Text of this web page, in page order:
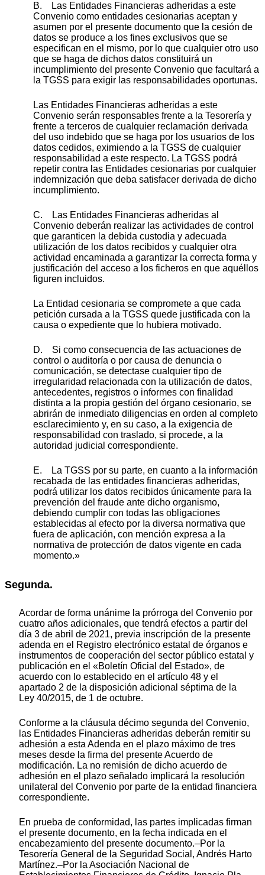
B. Las Entidades Financieras adheridas a este
Convenio como entidades cesionarias aceptan y
asumen por el presente documento que la cesión de
datos se produce a los fines exclusivos que se
especifican en el mismo, por lo que cualquier otro uso
que se haga de dichos datos constituirá un
incumplimiento del presente Convenio que facultará a
la TGSS para exigir las responsabilidades oportunas.
Las Entidades Financieras adheridas a este
Convenio serán responsables frente a la Tesorería y
frente a terceros de cualquier reclamación derivada
del uso indebido que se haga por los usuarios de los
datos cedidos, eximiendo a la TGSS de cualquier
responsabilidad a este respecto. La TGSS podrá
repetir contra las Entidades cesionarias por cualquier
indemnización que deba satisfacer derivada de dicho
incumplimiento.
C. Las Entidades Financieras adheridas al
Convenio deberán realizar las actividades de control
que garanticen la debida custodia y adecuada
utilización de los datos recibidos y cualquier otra
actividad encaminada a garantizar la correcta forma y
justificación del acceso a los ficheros en que aquéllos
figuren incluidos.
La Entidad cesionaria se compromete a que cada
petición cursada a Ia TGSS quede justificada con Ia
causa o expediente que lo hubiera motivado.
D. Si como consecuencia de las actuaciones de
control o auditoría o por causa de denuncia o
comunicación, se detectase cualquier tipo de
irregularidad relacionada con Ia utilización de datos,
antecedentes, registros o informes con finalidad
distinta a la propia gestión del órgano cesionario, se
abrirán de inmediato diligencias en orden al completo
esclarecimiento y, en su caso, a la exigencia de
responsabilidad con traslado, si procede, a la
autoridad judicial correspondiente.
E. La TGSS por su parte, en cuanto a la información
recabada de las entidades financieras adheridas,
podrá utilizar los datos recibidos únicamente para la
prevención del fraude ante dicho organismo,
debiendo cumplir con todas las obligaciones
establecidas al efecto por Ia diversa normativa que
fuera de aplicación, con mención expresa a la
normativa de protección de datos vigente en cada
momento.»
Segunda.
Acordar de forma unánime la prórroga del Convenio por
cuatro años adicionales, que tendrá efectos a partir del
día 3 de abril de 2021, previa inscripción de la presente
adenda en el Registro electrónico estatal de órganos e
instrumentos de cooperación del sector público estatal y
publicación en el «Boletín Oficial del Estado», de
acuerdo con lo establecido en el artículo 48 y el
apartado 2 de la disposición adicional séptima de la
Ley 40/2015, de 1 de octubre.
Conforme a la cláusula décimo segunda del Convenio,
las Entidades Financieras adheridas deberán remitir su
adhesión a esta Adenda en el plazo máximo de tres
meses desde la firma del presente Acuerdo de
modificación. La no remisión de dicho acuerdo de
adhesión en el plazo señalado implicará la resolución
unilateral del Convenio por parte de la entidad financiera
correspondiente.
En prueba de conformidad, las partes implicadas firman
el presente documento, en la fecha indicada en el
encabezamiento del presente documento.–Por la
Tesorería General de la Seguridad Social, Andrés Harto
Martínez.–Por la Asociación Nacional de